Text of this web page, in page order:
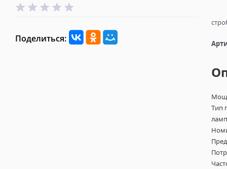
Поделиться:
Тип